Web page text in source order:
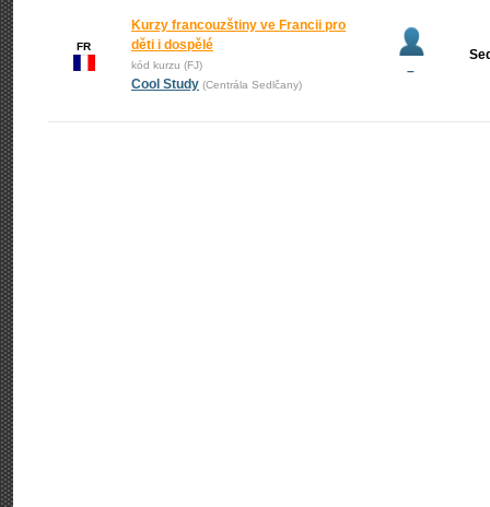
FR
Kurzy francouzštiny ve Francii pro
děti i dospělé
kód kurzu (FJ)
Cool Study (Centrála Sedlčany)
–